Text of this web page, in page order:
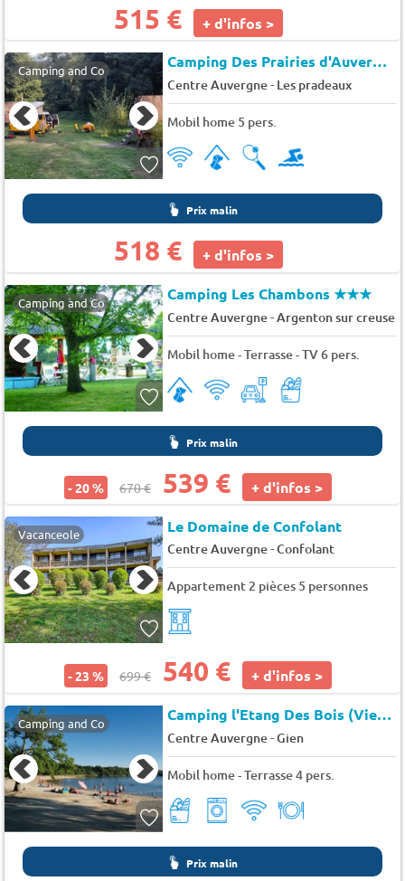
515 € + d'infos >
Camping and Co Camping Des Prairies d'Auvergne
Centre Auvergne- Les pradeaux
Mobil home 5 pers.
Prix malin
518 € + d'infos >
Camping and Co Camping Les Chambons★★★
Centre Auvergne-Argenton sur creuse
Mobil home - Terrasse - TV 6 pers.
Prix malin
- 20 % 670 € 539 € + d'infos >
Vacanceole Le Domaine de Confolant
Centre Auvergne-Confolant
Appartement 2 pièces 5 personnes
- 23 % 699 € 540 € + d'infos >
Camping and Co Camping l'Etang Des Bois (Vieilles-Maisons-sur-Joudry à 16 km)
Centre Auvergne-Gien
Mobil home - Terrasse 4 pers.
Prix malin